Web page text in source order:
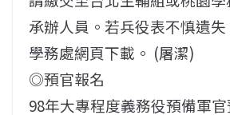
承辦人員。若兵役表不慎遺
學務處網頁下載。 (屠潔)
◎預官報名
98年大專程度義務役預備軍